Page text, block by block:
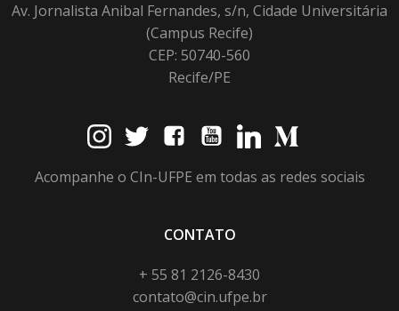
Av. Jornalista Anibal Fernandes, s/n, Cidade Universitária
(Campus Recife)
CEP: 50740-560
Recife/PE
Acompanhe o CIn-UFPE em todas as redes sociais
CONTATO
+ 55 81 2126-8430
contato@cin.ufpe.br